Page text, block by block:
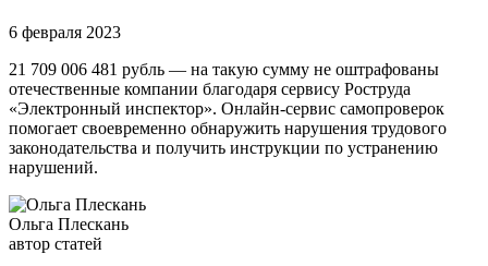
6 февраля 2023
21 709 006 481 рубль — на такую сумму не оштрафованы
отечественные компании благодаря сервису Роструда
«Электронный инспектор». Онлайн-сервис самопроверок
помогает своевременно обнаружить нарушения трудового
законодательства и получить инструкции по устранению
нарушений.
Ольга Плескань
автор статей